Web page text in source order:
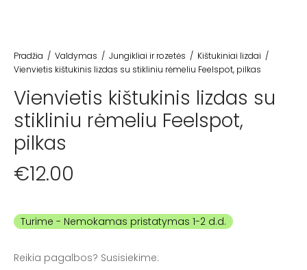
Pradžia / Valdymas / Jungikliai ir rozetės / Kištukiniai lizdai /
Vienvietis kištukinis lizdas su stikliniu rėmeliu Feelspot, pilkas
Vienvietis kištukinis lizdas su
stikliniu rėmeliu Feelspot,
pilkas
€12.00
Turime
Reikia pagalbos? Susisiekime: